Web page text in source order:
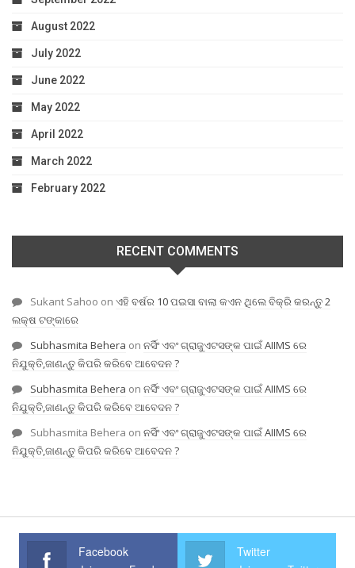
August 2022
July 2022
June 2022
May 2022
April 2022
March 2022
February 2022
RECENT COMMENTS
Sukant Sahoo on ଏହି ବର୍ଷର 10 ପଇସା ବାଲା କଏନ ଥିଲେ ବିକ୍ରି କରନ୍ତୁ 2
ଲକ୍ଷ ଟଙ୍କାରେ
Subhasmita Behera on ନର୍ସିଂ ଏବଂ ଗ୍ରାଜୁଏଟସଙ୍କ ପାଇଁ AIIMS ରେ
ନିଯୁକ୍ତି,ଜାଣନ୍ତୁ କିପରି କରିବେ ଆବେଦନ ?
Subhasmita Behera on ନର୍ସିଂ ଏବଂ ଗ୍ରାଜୁଏଟସଙ୍କ ପାଇଁ AIIMS ରେ
ନିଯୁକ୍ତି,ଜାଣନ୍ତୁ କିପରି କରିବେ ଆବେଦନ ?
Subhasmita Behera on ନର୍ସିଂ ଏବଂ ଗ୍ରାଜୁଏଟସଙ୍କ ପାଇଁ AIIMS ରେ
ନିଯୁକ୍ତି,ଜାଣନ୍ତୁ କିପରି କରିବେ ଆବେଦନ ?
Facebook Twitter